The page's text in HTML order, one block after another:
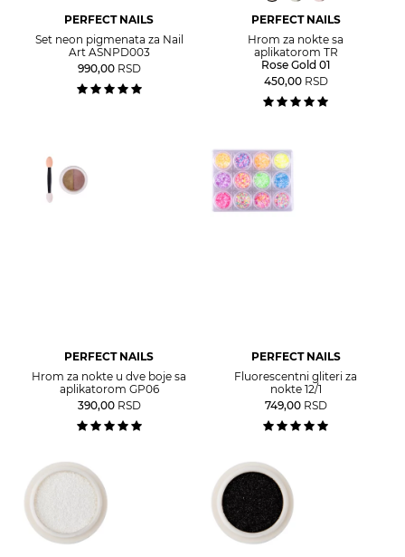
PERFECT NAILS
Set neon pigmenata za Nail
Art ASNPD003
990,00 RSD
PERFECT NAILS
Hrom za nokte sa
aplikatorom TR
Rose Gold 01
450,00 RSD
PERFECT NAILS
Hrom za nokte u dve boje sa
aplikatorom GP06
390,00 RSD
PERFECT NAILS
Fluorescentni gliteri za
nokte 12/1
749,00 RSD